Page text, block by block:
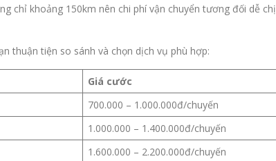
chỉ khoảng 150km nên chi phí vận chuyển tương đối dễ
thuận tiện so sánh và chọn dịch vụ phù hợp:
Giá cước
700.000 – 1.000.000đ/chuyến
1.000.000 – 1.400.000đ/chuyến
1.600.000 – 2.200.000đ/chuyến